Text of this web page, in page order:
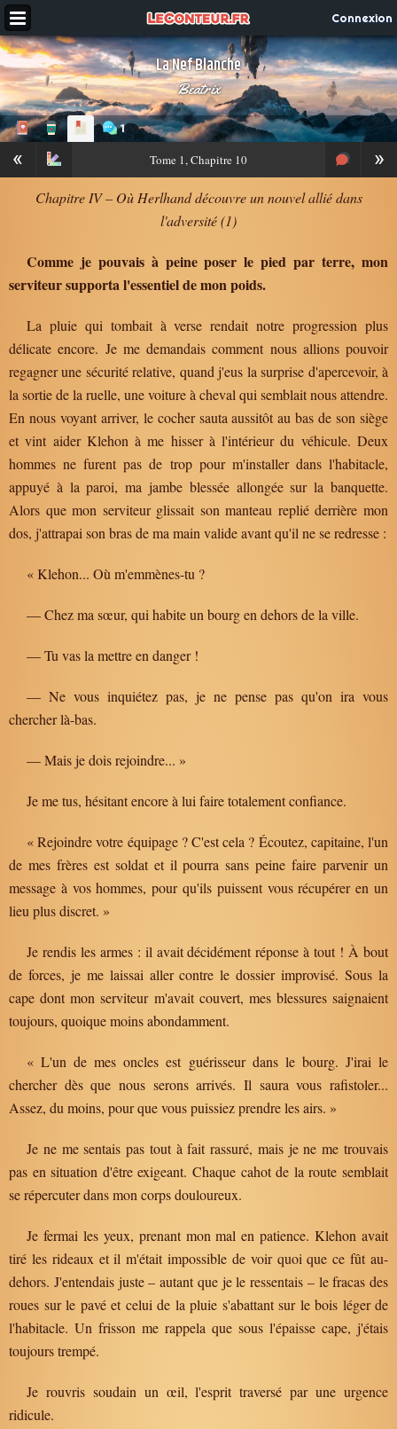
Connexion
La Nef Blanche
Beatrix
1
« »
Tome 1, Chapitre 10
Chapitre IV – Où Herlhand découvre un nouvel allié dans
l'adversité (1)
Comme je pouvais à peine poser le pied par terre, mon
serviteur supporta l'essentiel de mon poids.
La pluie qui tombait à verse rendait notre progression plus
délicate encore. Je me demandais comment nous allions pouvoir
regagner une sécurité relative, quand j'eus la surprise d'apercevoir, à
la sortie de la ruelle, une voiture à cheval qui semblait nous attendre.
En nous voyant arriver, le cocher sauta aussitôt au bas de son siège
et vint aider Klehon à me hisser à l'intérieur du véhicule. Deux
hommes ne furent pas de trop pour m'installer dans l'habitacle,
appuyé à la paroi, ma jambe blessée allongée sur la banquette.
Alors que mon serviteur glissait son manteau replié derrière mon
dos, j'attrapai son bras de ma main valide avant qu'il ne se redresse :
« Klehon... Où m'emmènes-tu ?
— Chez ma sœur, qui habite un bourg en dehors de la ville.
— Tu vas la mettre en danger !
— Ne vous inquiétez pas, je ne pense pas qu'on ira vous
chercher là-bas.
— Mais je dois rejoindre... »
Je me tus, hésitant encore à lui faire totalement confiance.
« Rejoindre votre équipage ? C'est cela ? Écoutez, capitaine, l'un
de mes frères est soldat et il pourra sans peine faire parvenir un
message à vos hommes, pour qu'ils puissent vous récupérer en un
lieu plus discret. »
Je rendis les armes : il avait décidément réponse à tout ! À bout
de forces, je me laissai aller contre le dossier improvisé. Sous la
cape dont mon serviteur m'avait couvert, mes blessures saignaient
toujours, quoique moins abondamment.
« L'un de mes oncles est guérisseur dans le bourg. J'irai le
chercher dès que nous serons arrivés. Il saura vous rafistoler...
Assez, du moins, pour que vous puissiez prendre les airs. »
Je ne me sentais pas tout à fait rassuré, mais je ne me trouvais
pas en situation d'être exigeant. Chaque cahot de la route semblait
se répercuter dans mon corps douloureux.
Je fermai les yeux, prenant mon mal en patience. Klehon avait
tiré les rideaux et il m'était impossible de voir quoi que ce fût au-
dehors. J'entendais juste – autant que je le ressentais – le fracas des
roues sur le pavé et celui de la pluie s'abattant sur le bois léger de
l'habitacle. Un frisson me rappela que sous l'épaisse cape, j'étais
toujours trempé.
Je rouvris soudain un œil, l'esprit traversé par une urgence
ridicule.